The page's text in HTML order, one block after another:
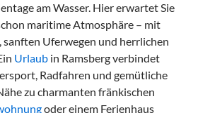
am Wasser. Hier erwartet Sie
maritime Atmosphäre – mit
Uferwegen und herrlichen
Urlaub in Ramsberg verbindet
Radfahren und gemütliche
zu charmanten fränkischen
oder einem Ferienhaus